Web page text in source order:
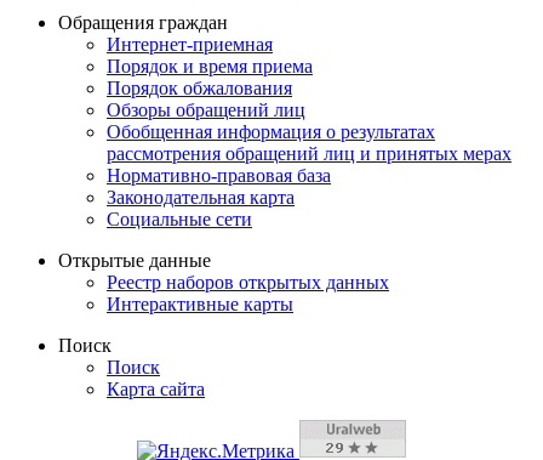
Обращения граждан
Интернет-приемная
Порядок и время приема
Порядок обжалования
Обзоры обращений лиц
Обобщенная информация о результатах
рассмотрения обращений лиц и принятых мерах
Нормативно-правовая база
Законодательная карта
Социальные сети
Открытые данные
Реестр наборов открытых данных
Интерактивные карты
Поиск
Поиск
Карта сайта